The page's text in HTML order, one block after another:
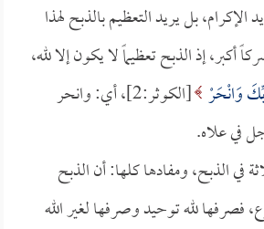
الإكرام، بل يريد التعظيم بالذبح لهذا
أكبر، إذ الذبح تعظيماً لا يكون إلا لله،
وَانْحَرْ
[الكوثر:2]، أي: وانحر
في علاه.
في الذبح، ومفادها كلها: أن الذبح
فصرفها لله توحيد وصرفها لغير الله